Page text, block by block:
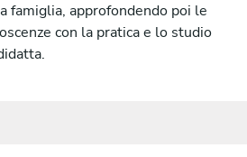
famiglia, approfondendo poi le
con la pratica e lo studio